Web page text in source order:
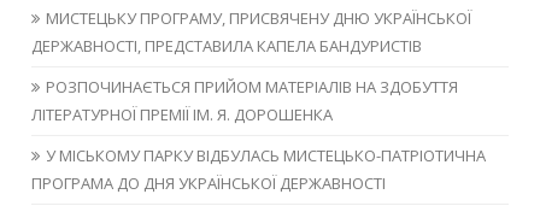
МИСТЕЦЬКУ ПРОГРАМУ, ПРИСВЯЧЕНУ ДНЮ УКРАЇНСЬКОЇ
ДЕРЖАВНОСТІ, ПРЕДСТАВИЛА КАПЕЛА БАНДУРИСТІВ
РОЗПОЧИНАЄТЬСЯ ПРИЙОМ МАТЕРІАЛІВ НА ЗДОБУТТЯ
ЛІТЕРАТУРНОЇ ПРЕМІЇ ІМ. Я. ДОРОШЕНКА
У МІСЬКОМУ ПАРКУ ВІДБУЛАСЬ МИСТЕЦЬКО-ПАТРІОТИЧНА
ПРОГРАМА ДО ДНЯ УКРАЇНСЬКОЇ ДЕРЖАВНОСТІ